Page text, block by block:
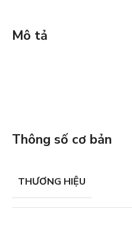
Mô tả
Thông số cơ bản
THƯƠNG HIỆU